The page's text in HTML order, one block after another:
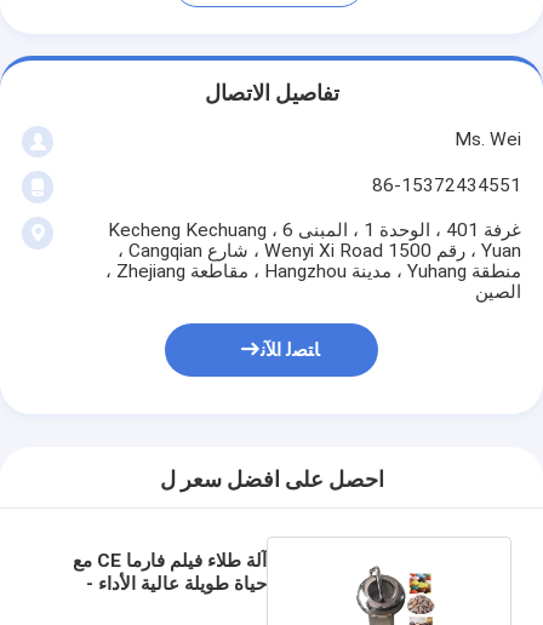
تفاصيل الاتصال
Ms. Wei
86-15372434551
غرفة 401 ، الوحدة 1 ، المبنى 6 ، Kecheng Kechuang
Yuan ، رقم 1500 Wenyi Xi Road ، شارع Cangqian ،
منطقة Yuhang ، مدينة Hangzhou ، مقاطعة Zhejiang ،
الصين
ﺎﺘﺼﻟ ﺍﻶﻧ
احصل على افضل سعر ل
آلة طلاء فيلم فارما CE مع
حياة طويلة عالية الأداء -